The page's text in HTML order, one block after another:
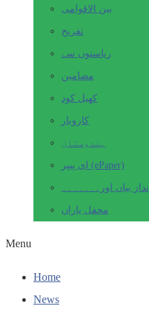
بین الاقوامی
تفریح
ریاستوں سے
مضامین
کھیل کود
کاروبار
ہندوستان
ای پیپر (ePaper)
انداز بیاں اور۔۔۔۔۔۔۔
محفل یاراں
Menu
Home
News